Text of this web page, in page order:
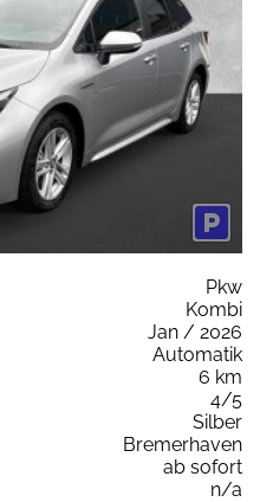
Pkw
Kombi
Jan / 2026
Automatik
6 km
4/5
Silber
Bremerhaven
ab sofort
n/a